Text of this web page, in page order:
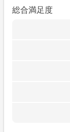
総合満足度